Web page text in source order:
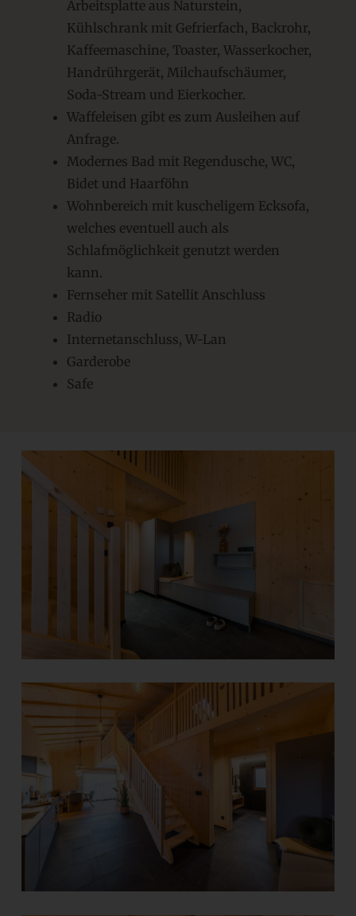
Arbeitsplatte aus Naturstein,
Kühlschrank mit Gefrierfach, Backrohr,
Kaffeemaschine, Toaster, Wasserkocher,
Handrührgerät, Milchaufschäumer,
Soda-Stream und Eierkocher.
Waffeleisen gibt es zum Ausleihen auf
Anfrage.
Modernes Bad mit Regendusche, WC,
Bidet und Haarföhn
Wohnbereich mit kuscheligem Ecksofa,
welches eventuell auch als
Schlafmöglichkeit genutzt werden
kann.
Fernseher mit Satellit Anschluss
Radio
Internetanschluss, W-Lan
Garderobe
Safe